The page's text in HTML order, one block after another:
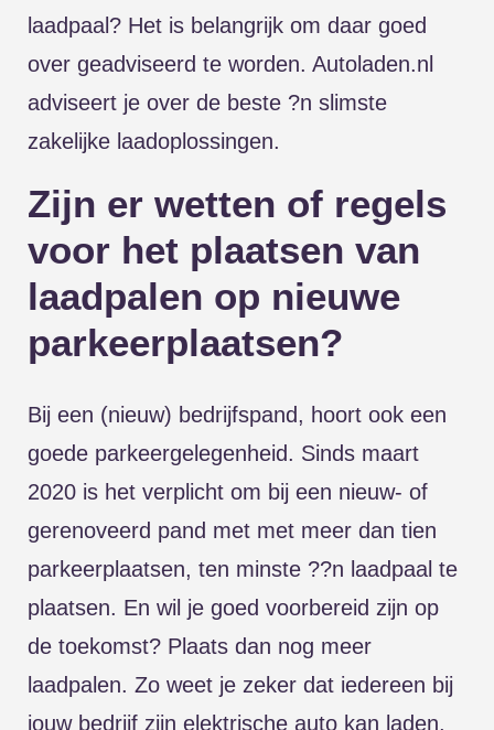
laadpaal ? Het is belangrijk om daar goed
over geadviseerd te worden. Autoladen.nl
adviseert je over de beste ?n slimste
zakelijke laadoplossingen.
Zijn er wetten of regels
voor het plaatsen van
laadpalen op nieuwe
parkeerplaatsen?
Bij een (nieuw) bedrijfspand, hoort ook een
goede parkeergelegenheid. Sinds maart
2020 is het verplicht om bij een nieuw- of
gerenoveerd pand met met meer dan tien
parkeerplaatsen, ten minste ??n laadpaal te
plaatsen. En wil je goed voorbereid zijn op
de toekomst? Plaats dan nog meer
laadpalen. Zo weet je zeker dat iedereen bij
jouw bedrijf zijn elektrische auto kan laden,